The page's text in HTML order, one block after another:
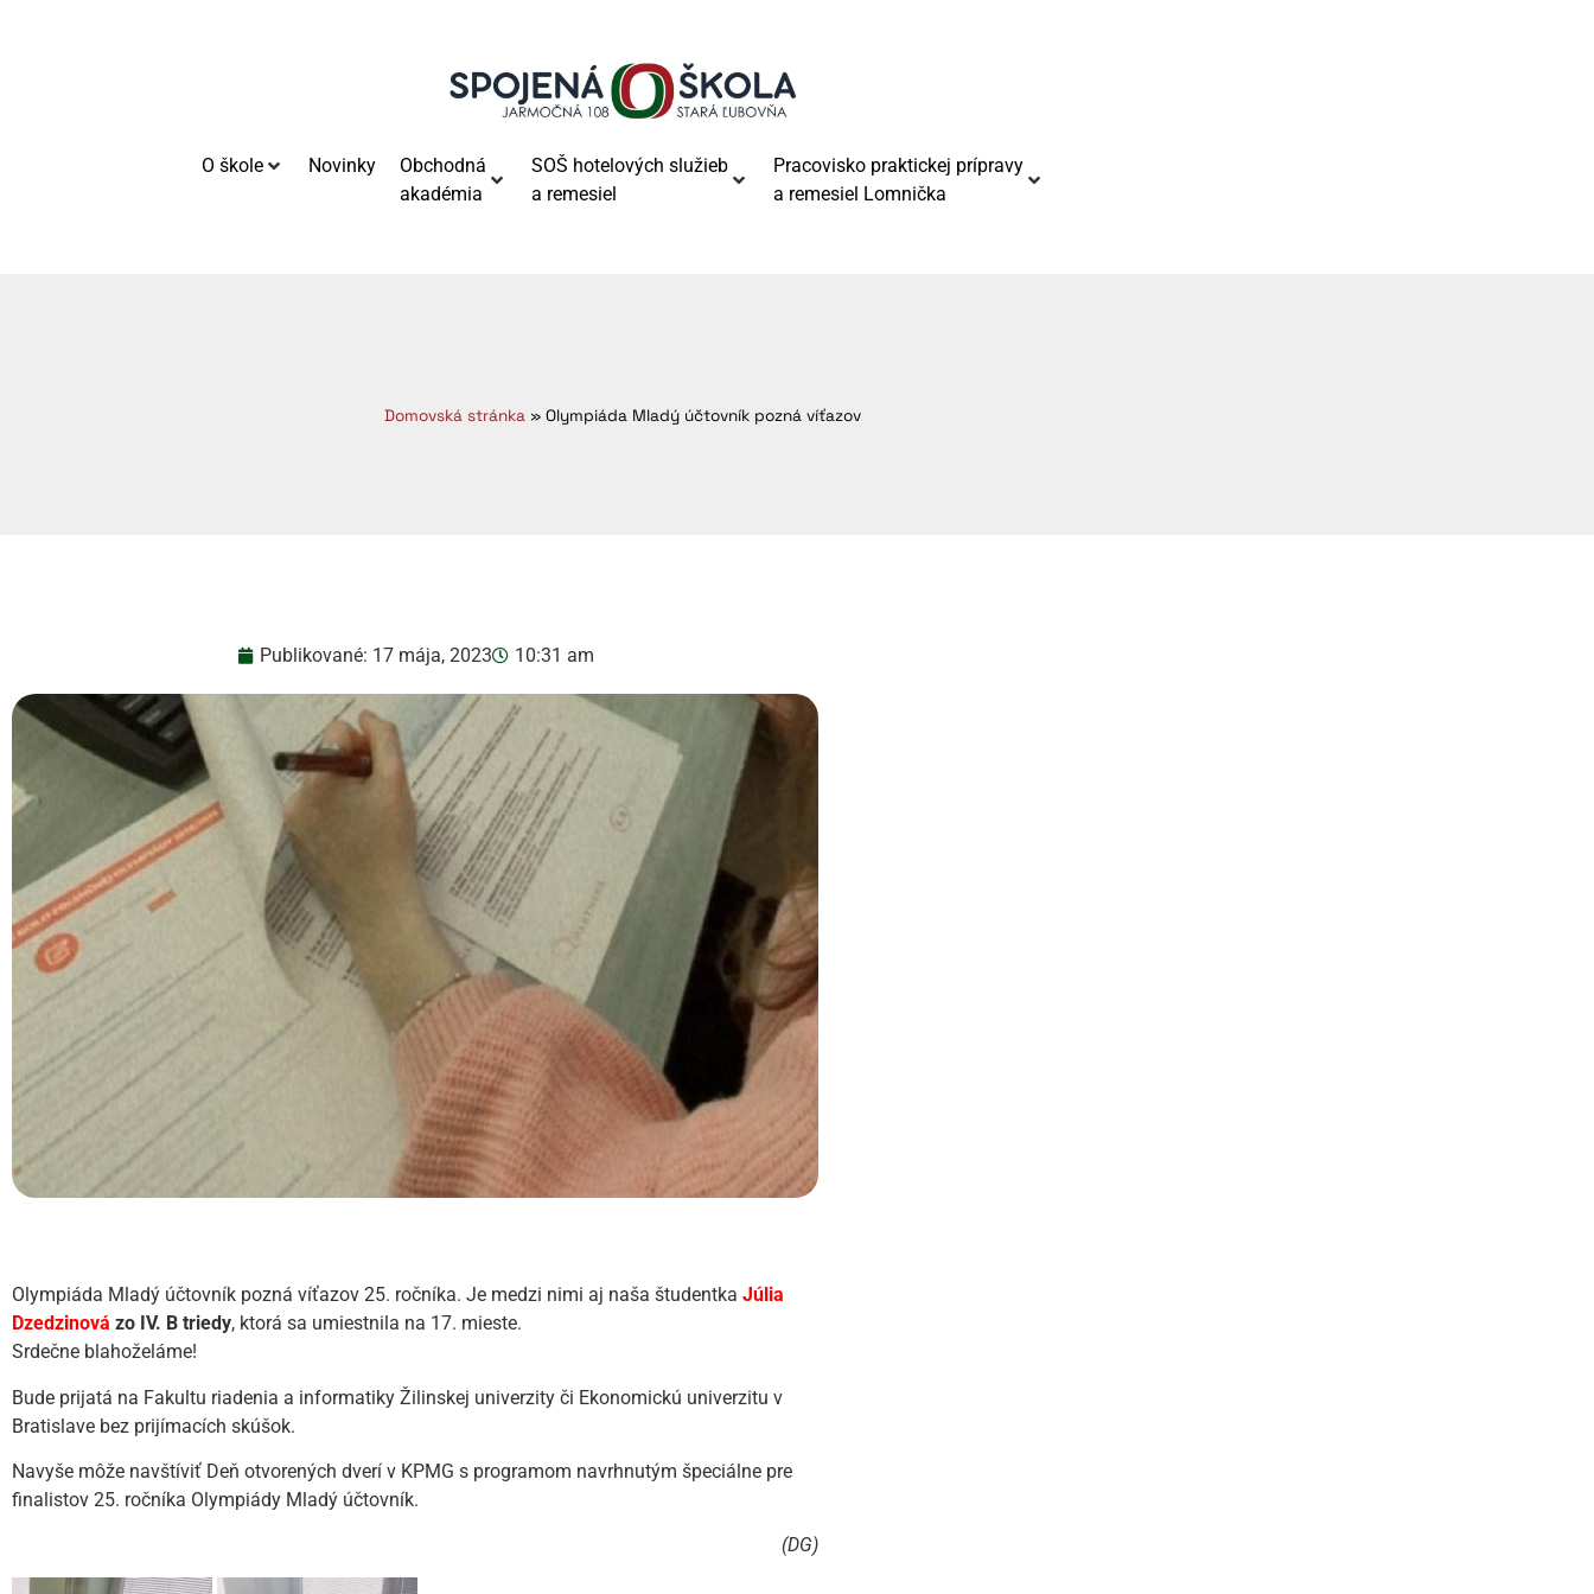
O škole Novinky
Obchodná
akadémia
SOŠ hotelových služieb
a remesiel
Pracovisko praktickej prípravy
a remesiel Lomnička
Domovská stránka » Olympiáda Mladý účtovník pozná víťazov
Publikované: 17 mája, 2023 10:31 am
Olympiáda Mladý účtovník pozná víťazov 25. ročníka. Je medzi nimi aj naša študentka Júlia
Dzedzinová zo IV. B triedy, ktorá sa umiestnila na 17. mieste.
Srdečne blahoželáme!
Bude prijatá na Fakultu riadenia a informatiky Žilinskej univerzity či Ekonomickú univerzitu v
Bratislave bez prijímacích skúšok.
Navyše môže navštíviť Deň otvorených dverí v KPMG s programom navrhnutým špeciálne pre
finalistov 25. ročníka Olympiády Mladý účtovník.
(DG)